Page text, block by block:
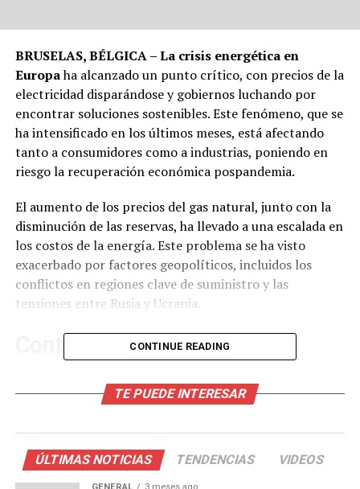
BRUSELAS, BÉLGICA – La crisis energética en
Europaha alcanzado un punto crítico, con precios de la
electricidad disparándose y gobiernos luchando por
encontrar soluciones sostenibles. Este fenómeno, que se
ha intensificado en los últimos meses, está afectando
tanto a consumidores como a industrias, poniendo en
riesgo la recuperación económica pospandemia.
El aumento de los precios del gas natural, junto con la
disminución de las reservas, ha llevado a una escalada en
los costos de la energía. Este problema se ha visto
exacerbado por factores geopolíticos, incluidos los
conflictos en regiones clave de suministro y las
tensiones entre Rusia y Ucrania.
Contexto y antecedentes
un tema de debate durante años. Históricamente, Rusia
países europeos, lo que ha generado preocupaciones
sobre la seguridad energética. Con la reciente reducción
de suministros y el aumento de las tensiones políticas,
CONTINUE READING
TE PUEDE INTERESAR
ÚLTIMAS NOTICIAS TENDENCIAS VIDEOS